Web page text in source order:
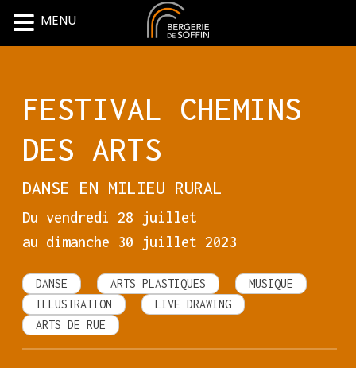
FESTIVAL CHEMINS
DES ARTS
DANSE EN MILIEU RURAL
Du vendredi 28 juillet
au dimanche 30 juillet 2023
DANSE ARTS PLASTIQUES
MUSIQUE
ILLUSTRATION
LIVE DRAWING
ARTS DE RUE
MENU